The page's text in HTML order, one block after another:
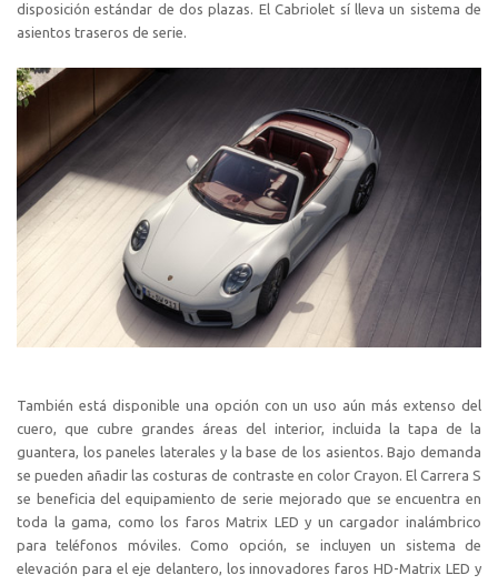
disposición estándar de dos plazas. El Cabriolet sí lleva un sistema de
asientos traseros de serie.
También está disponible una opción con un uso aún más extenso del
cuero, que cubre grandes áreas del interior, incluida la tapa de la
guantera, los paneles laterales y la base de los asientos. Bajo demanda
se pueden añadir las costuras de contraste en color Crayon. El Carrera S
se beneficia del equipamiento de serie mejorado que se encuentra en
toda la gama, como los faros Matrix LED y un cargador inalámbrico
para teléfonos móviles. Como opción, se incluyen un sistema de
elevación para el eje delantero, los innovadores faros HD-Matrix LED y